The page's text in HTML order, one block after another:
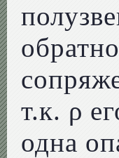
т.к. ρ
одна